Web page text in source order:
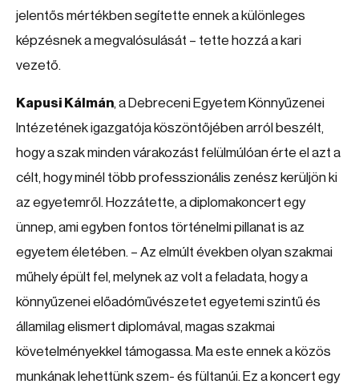
jelentős mértékben segítette ennek a különleges
képzésnek a megvalósulását – tette hozzá a kari
vezető.
Kapusi Kálmán, a Debreceni Egyetem Könnyűzenei
Intézetének igazgatója köszöntőjében arról beszélt,
hogy a szak minden várakozást felülmúlóan érte el azt a
célt, hogy minél több professzionális zenész kerüljön ki
az egyetemről. Hozzátette, a diplomakoncert egy
ünnep, ami egyben fontos történelmi pillanat is az
egyetem életében. – Az elmúlt években olyan szakmai
műhely épült fel, melynek az volt a feladata, hogy a
könnyűzenei előadóművészetet egyetemi szintű és
államilag elismert diplomával, magas szakmai
követelményekkel támogassa. Ma este ennek a közös
munkának lehettünk szem- és fültanúi. Ez a koncert egy